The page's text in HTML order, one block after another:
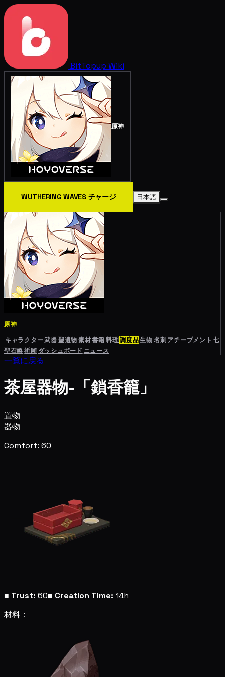
BitTopup Wiki
原神
WUTHERING WAVES チャージ 日本語
原神
キャラクター武器聖遺物素材書籍料理調度品生物名刺 アチーブメント 七
聖召喚祈願 ダッシュボード ニュース
一覧に戻る
茶屋器物-「鎖香籠」
置物
器物
Comfort: 60
■ Trust: 60■ Creation Time: 14h
材料：